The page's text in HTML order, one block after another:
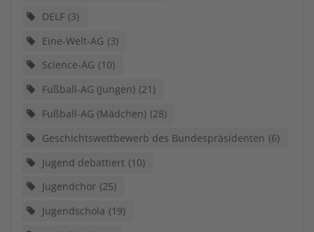
DELF 3
Eine-Welt-AG 3
Science-AG 10
Fußball-AG (Jungen) 21
Fußball-AG (Mädchen) 28
Geschichtswettbewerb des Bundespräsidenten 6
Jugend debattiert 10
Jugendchor 25
Jugendschola 19